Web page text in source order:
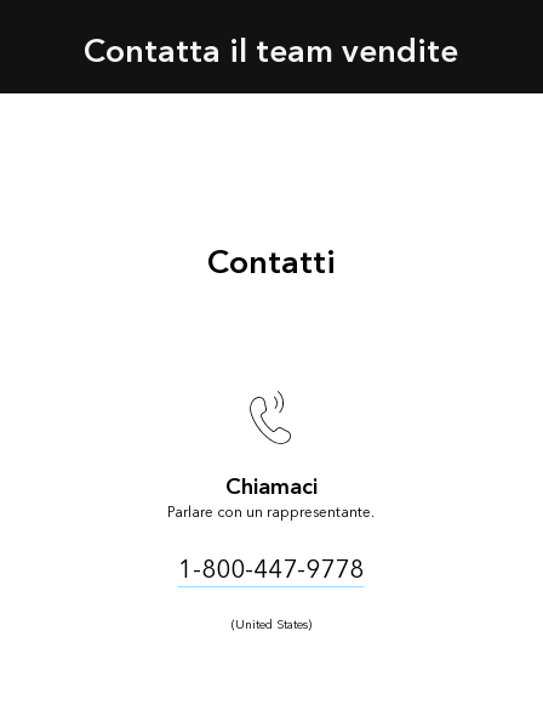
Contatta il team vendite
Contatti
Chiamaci
Parlare con un rappresentante.
1-800-447-9778
(United States)